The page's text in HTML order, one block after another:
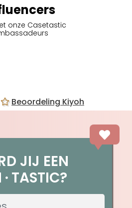
onze Casetastic
Beoordeling Kiyoh
JIJ EEN
TASTIC?